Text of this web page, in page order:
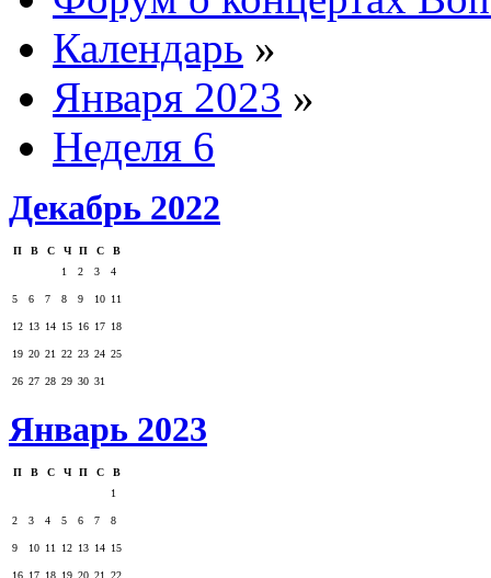
Календарь »
Января 2023 »
Неделя 6
Декабрь 2022
П В С Ч П С
В
1
2 3 4
5 6 7 8 9 10 11
12 13 14 15 16 17 18
19 20 21 22 23 24 25
26 27 28 29 30 31
Январь 2023
П В С Ч П С
В
1
2 3 4 5 6 7 8
9 10 11 12 13 14 15
16 17 18 19 20 21 22